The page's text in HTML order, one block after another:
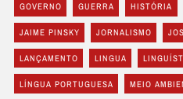
GOVERNO GUERRA HISTÓRIA
JAIME PINSKY JORNALISMO
LANÇAMENTO LINGUA
LÍNGUA PORTUGUESA MEIO